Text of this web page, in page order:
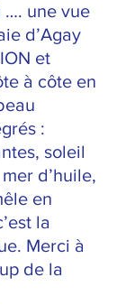
…. une vue
d’Agay
et
à côte en
:
soleil
d’huile,
en
la
Merci à
de la